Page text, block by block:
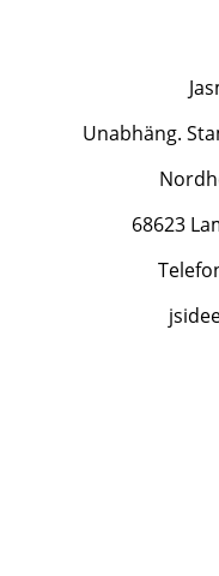
Unabhäng.
68623